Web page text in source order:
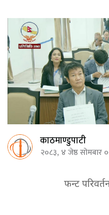
काठमाण्डुपाटी
२०८३, ४ जेष्ठ
फन्ट